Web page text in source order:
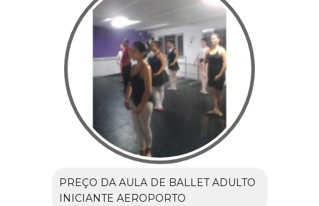
PREÇO DA AULA DE BALLET ADULTO
INICIANTE AEROPORTO